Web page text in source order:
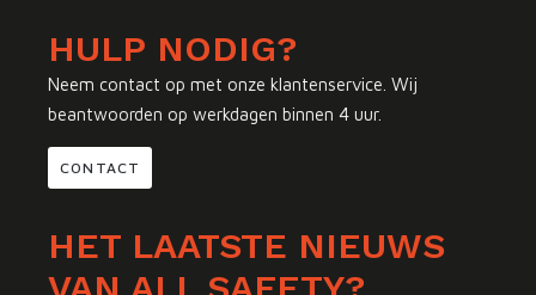
HULP NODIG?
Neem contact op met onze klantenservice. Wij
beantwoorden op werkdagen binnen 4 uur.
CONTACT
HET LAATSTE NIEUWS